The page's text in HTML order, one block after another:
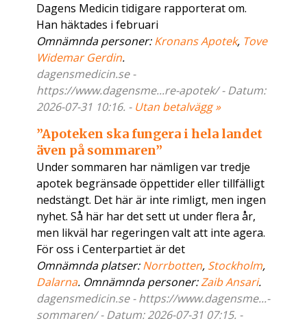
Dagens Medicin tidigare rapporterat om.
Han häktades i februari
Omnämnda personer:Kronans Apotek, Tove
Widemar Gerdin.
dagensmedicin.se -
https://www.dagensme...re-apotek/ - Datum:
2026-07-31 10:16. - Utan betalvägg »
”Apoteken ska fungera i hela landet
även på sommaren”
Under sommaren har nämligen var tredje
apotek begränsade öppettider eller tillfälligt
nedstängt. Det här är inte rimligt, men ingen
nyhet. Så här har det sett ut under flera år,
men likväl har regeringen valt att inte agera.
För oss i Centerpartiet är det
Omnämnda platser:Norrbotten, Stockholm,
Dalarna. Omnämnda personer:Zaib Ansari.
dagensmedicin.se - https://www.dagensme...-
sommaren/ - Datum: 2026-07-31 07:15. -